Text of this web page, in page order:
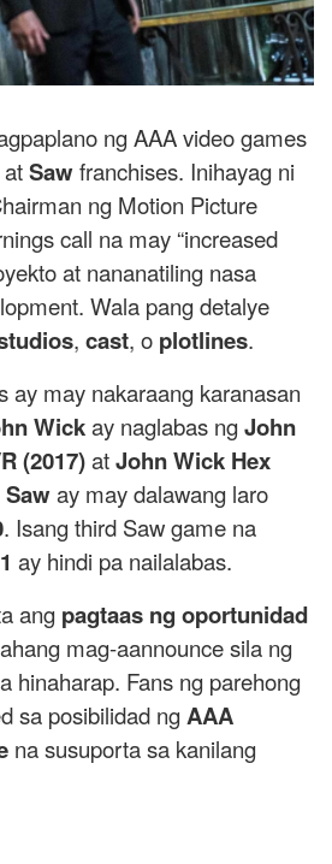
ng AAA video games
atSawfranchises. Inihayag ni
ng Motion Picture
call na may “increased
at nananatiling nasa
Wala pang detalye
, cast, o plotlines.
ay may nakaraang karanasan
Wickay naglabas ngJohn
(2017)atJohn Wick Hex
Saway may dalawang laro
. Isang third Saw game na
ay hindi pa nailalabas.
ang pagtaas ng oportunidad
mag-aannounce sila ng
hinaharap. Fans ng parehong
sa posibilidad ngAAA
na susuporta sa kanilang